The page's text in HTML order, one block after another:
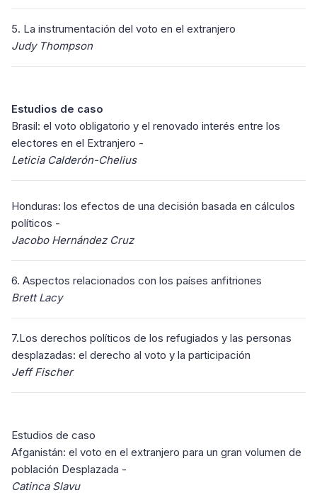
5. La instrumentación del voto en el extranjero
Judy Thompson
Estudios de caso
Brasil: el voto obligatorio y el renovado interés entre los
electores en el Extranjero -
Leticia Calderón-Chelius
Honduras: los efectos de una decisión basada en cálculos
políticos -
Jacobo Hernández Cruz
6. Aspectos relacionados con los países anfitriones
Brett Lacy
7.Los derechos políticos de los refugiados y las personas
desplazadas: el derecho al voto y la participación
Jeff Fischer
Estudios de caso
Afganistán: el voto en el extranjero para un gran volumen de
población Desplazada -
Catinca Slavu